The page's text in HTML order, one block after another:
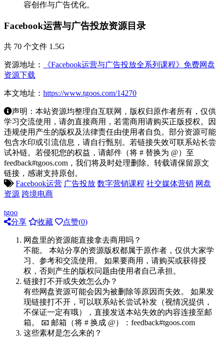
容创作与广告优化。
Facebook运营与广告投放资源目录
共 70 个文件 1.5G
资源地址：
《Facebook运营与广告投放全系列课程》免费网盘
资源下载
本文地址： https://www.tgoos.com/14270
声明：本站资源均整理自互联网，版权归原作者所有，仅供
学习交流使用，请勿直接商用，若需商用请购买正版授权。因
违规使用产生的版权及法律责任由使用者自负。部分资源可能
包含水印或引流信息，请自行甄别。若链接失效可联系站长尝
试补链。若侵犯您的权益，请邮件（将 # 替换为 @）至
feedback#tgoos.com，我们将及时处理删除。转载请保留原文
链接，感谢支持原创。
Facebook运营 广告投放 数字营销课程 社交媒体营销 网盘
资源 跨境电商
tgoo
分享
收藏 点赞(0)
网盘里的资源能直接拿去商用吗？
不能。 本站分享的资源版权都属于原作者，仅供大家学
习、参考和交流使用。 如果要商用，请购买或获得授
权，否则产生的版权问题由使用者自己承担。
链接打不开或失效怎么办？
有些网盘资源可能会因为被删除等原因而失效。 如果发
现链接打不开，可以联系站长尝试补发（视情况提供，
不保证一定有哦），直接发送本站失效的内容连接至邮
箱。 📧 邮箱（将 # 换成 @）：feedback#tgoos.com
这些素材是怎么来的？